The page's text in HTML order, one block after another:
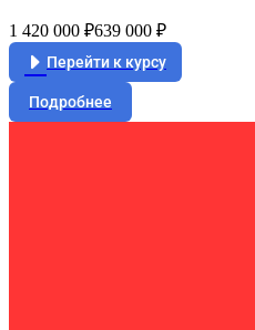
1 420 000 ₽639 000 ₽
Перейти к курсу
Подробнее